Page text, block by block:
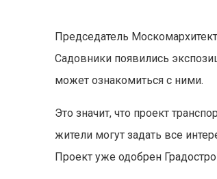
Председатель
Садовники появились
может ознакомиться с ними.
Это значит, что проект
жители могут задать все
Проект уже одобрен